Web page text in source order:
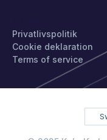
Privatlivspolitik
Cookie deklaration
Terms of service